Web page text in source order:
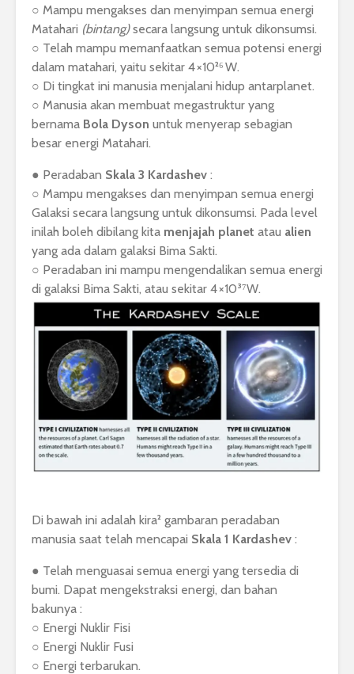
○ Mampu mengakses dan menyimpan semua energi
Matahari (bintang)secara langsung untuk dikonsumsi.
○ Telah mampu memanfaatkan semua potensi energi
dalam matahari, yaitu sekitar 4 ×10²⁶ W.
○ Di tingkat ini manusia menjalani hidup antarplanet.
○ Manusia akan membuat megastruktur yang
bernama Bola Dyson untuk menyerap sebagian
besar energi Matahari.
● Peradaban Skala 3 Kardashev :
○ Mampu mengakses dan menyimpan semua energi
Galaksi secara langsung untuk dikonsumsi. Pada level
inilah boleh dibilang kita menjajah planet atau alien
yang ada dalam galaksi Bima Sakti.
○ Peradaban ini mampu mengendalikan semua energi
di galaksi Bima Sakti, atau sekitar 4 ×10³⁷W.
Di bawah ini adalah kira² gambaran peradaban
manusia saat telah mencapai Skala 1 Kardashev :
● Telah menguasai semua energi yang tersedia di
bumi. Dapat mengekstraksi energi, dan bahan
bakunya :
○ Energi Nuklir Fisi
○ Energi Nuklir Fusi
○ Energi terbarukan.